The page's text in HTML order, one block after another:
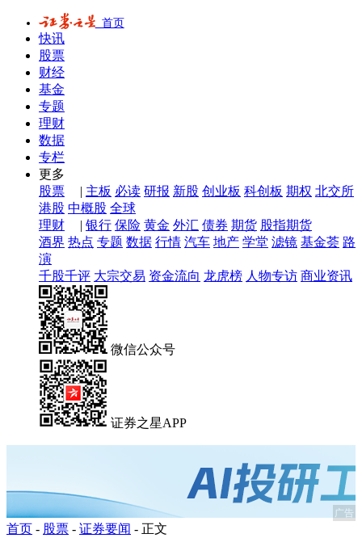
首页
快讯
股票
财经
基金
专题
理财
数据
专栏
更多
股票
| 主板 必读 研报 新股 创业板 科创板 期权 北交所
港股 中概股 全球
理财
| 银行 保险 黄金 外汇 债券 期货 股指期货
酒界 热点 专题 数据 行情 汽车 地产 学堂 滤镜 基金荟 路
演
千股千评 大宗交易 资金流向 龙虎榜 人物专访 商业资讯
微信公众号
证券之星APP
广告
首页 - 股票 - 证券要闻 - 正文